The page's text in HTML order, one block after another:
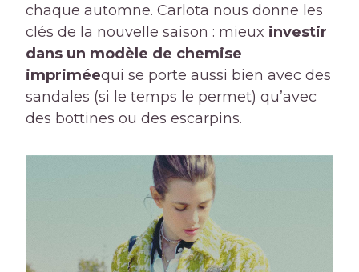
chaque automne. Carlota nous donne les
clés de la nouvelle saison : mieux investir
dans un modèle de chemise
impriméequi se porte aussi bien avec des
sandales (si le temps le permet) qu’avec
des bottines ou des escarpins.